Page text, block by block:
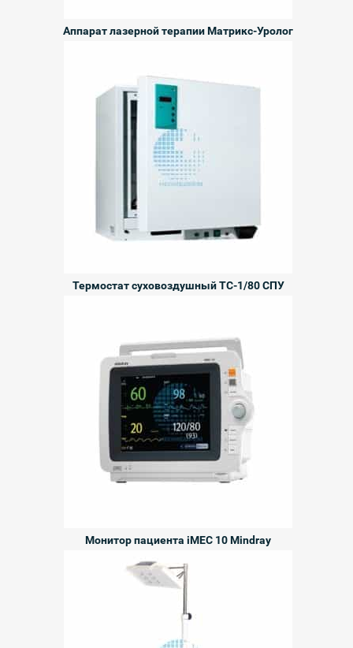
Аппарат лазерной терапии Матрикс-Уролог
Термостат суховоздушный ТС-1/80 СПУ
Монитор пациента iMEC 10 Mindray